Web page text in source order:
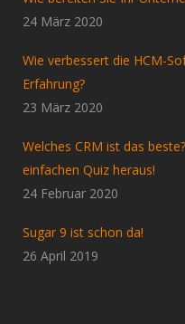
24 März 2020
Wie verbessert die HCM-
Erfahrung?
23 März 2020
Welches CRM ist das
einfachen Quiz heraus!
24 Februar 2020
Sugar 9 ist schon da!
26 April 2019